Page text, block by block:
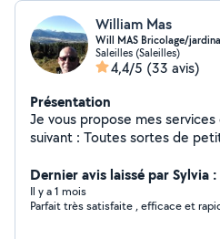
William Mas
Will MAS Bricolage/
Saleilles (Saleilles)
4,4/5 (33 avis)
Présentation
Je vous propose mes
suivant : Toutes sortes de
Jardinage. Je fabrique aussi
Dernier avis laissé par Sylvia
Il y a 1 mois
Parfait très satisfaite , efficace et